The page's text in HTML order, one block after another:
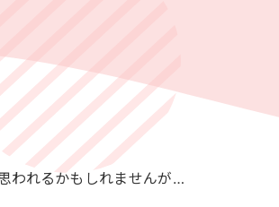
われるかもしれませんが…